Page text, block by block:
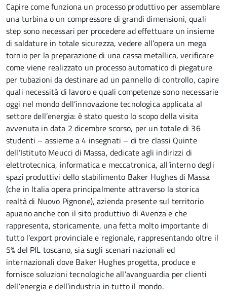
Capire come funziona un processo produttivo per assemblare
una turbina o un compressore di grandi dimensioni, quali
step sono necessari per procedere ad effettuare un insieme
di saldature in totale sicurezza, vedere all’opera un mega
tornio per la preparazione di una cassa metallica, verificare
come viene realizzato un processo automatico di piegature
per tubazioni da destinare ad un pannello di controllo, capire
quali necessità di lavoro e quali competenze sono necessarie
oggi nel mondo dell’innovazione tecnologica applicata al
settore dell’energia: è stato questo lo scopo della visita
avvenuta in data 2 dicembre scorso, per un totale di 36
studenti – assieme a 4 insegnati – di tre classi Quinte
dell’Istituto Meucci di Massa, dedicate agli indirizzi di
elettrotecnica, informatica e meccatronica, all’interno degli
spazi produttivi dello stabilimento Baker Hughes di Massa
(che in Italia opera principalmente attraverso la storica
realtà di Nuovo Pignone), azienda presente sul territorio
apuano anche con il sito produttivo di Avenza e che
rappresenta, storicamente, una fetta molto importante di
tutto l’export provinciale e regionale, rappresentando oltre il
5% del PIL toscano, sia sugli scenari nazionali ed
internazionali dove Baker Hughes progetta, produce e
fornisce soluzioni tecnologiche all’avanguardia per clienti
dell’energia e dell’industria in tutto il mondo.